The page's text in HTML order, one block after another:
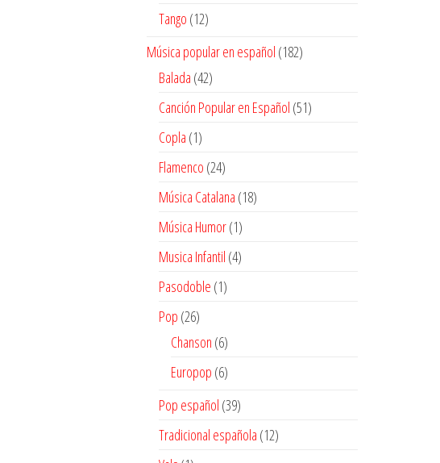
productos
Tango 1212
Música popular en español 182182
Balada 4242
productos
Canción Popular en Español 5151
Copla 11
producto
Flamenco 2424
productos
Música Catalana 1818
Música Humor 11
producto
Musica Infantil 44
Pasodoble 11
Pop 2626
productos
Chanson 66
productos
Europop 66
Pop español 3939
productos
Tradicional española 1212